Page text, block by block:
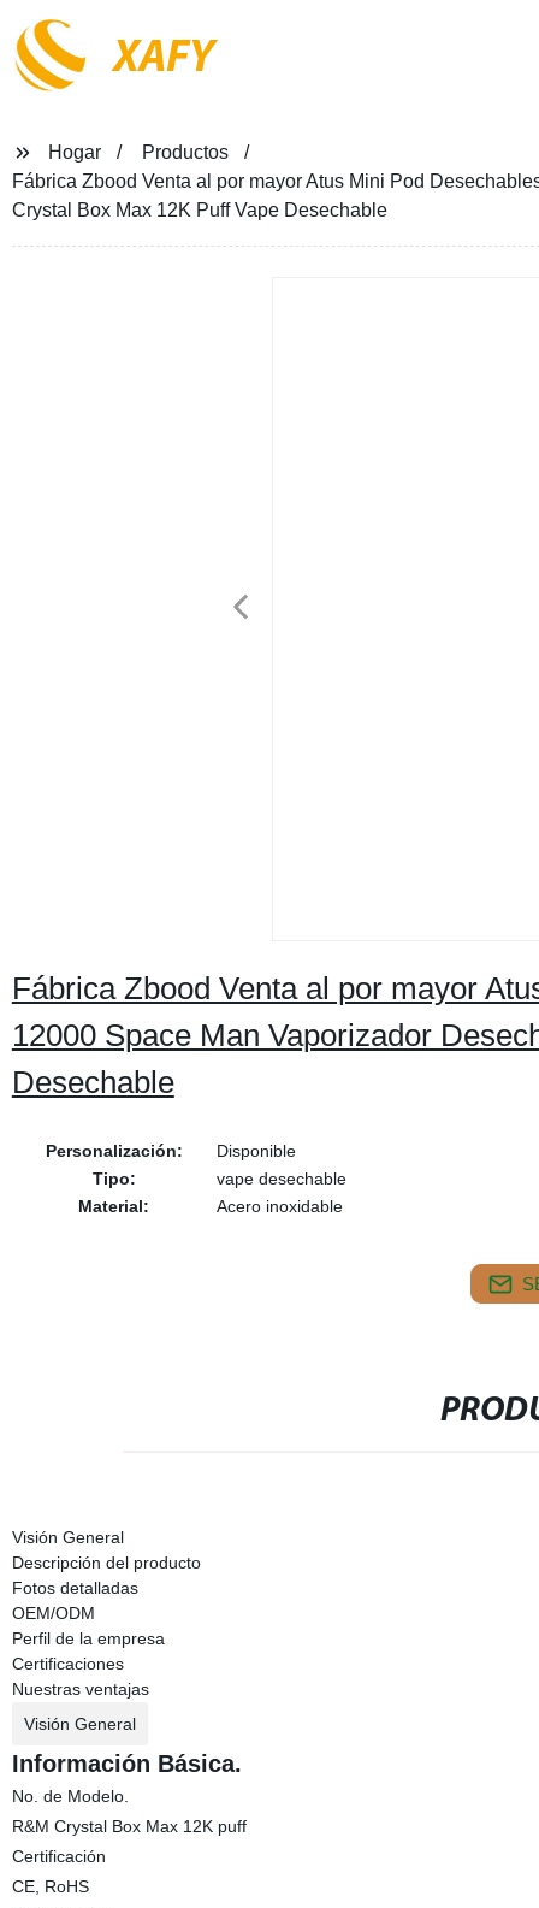
XAFY
Hogar
Productos
Fábrica Zbood Venta al por mayor Atus Mini Pod
Crystal Box Max 12K Puff Vape Desechable
Fábrica Zbood Venta al por mayor
12000 Space Man Vaporizador
Desechable
Personalización:
Disponible
Tipo:
vape desechable
Material:
Acero inoxidable
Visión General
Descripción del producto
Fotos detalladas
OEM/ODM
Perfil de la empresa
Certificaciones
Nuestras ventajas
Visión General
Información Básica.
No. de Modelo.
R&M Crystal Box Max 12K puff
Certificación
CE, RoHS